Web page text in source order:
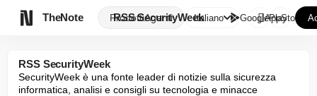
TheNote ProdottiAgenti
RSS SecurityWeekItaliano GooglePlay
AppStore
RSS SecurityWeek
SecurityWeek è una fonte leader di notizie sulla sicurezza
informatica, analisi e consigli su tecnologia e minacce